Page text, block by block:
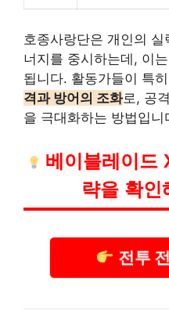
호종사랑단은 개인의 실
너지를 중시하는데, 이
됩니다. 활동가들이 특
격과 방어의 조화로, 공
을 극대화하는 방법입니
베이블레이드
략을 확인
전투